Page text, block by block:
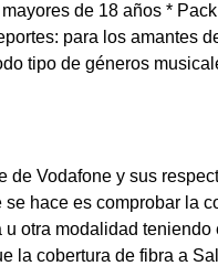
de 18 años *
para los amantes
tipo de géneros
de Vodafone y sus
hace es comprobar la
otra modalidad teniendo
la cobertura de fibra a